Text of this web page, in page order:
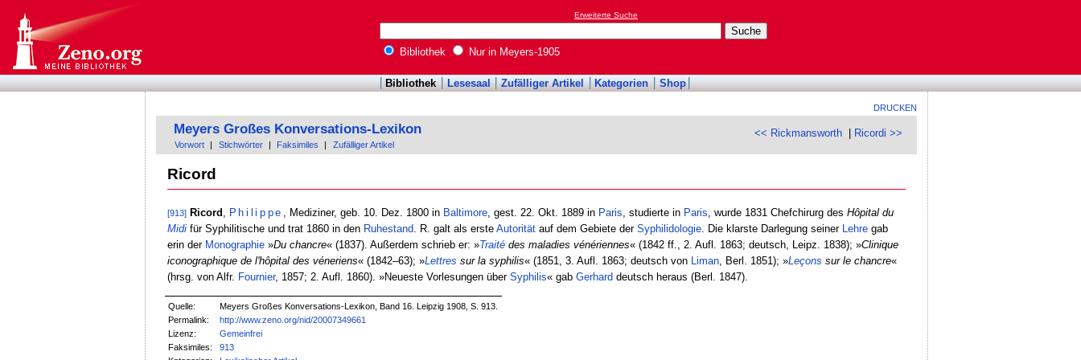
Erweiterte Suche
Bibliothek Nur in Meyers-1905
Bibliothek Lesesaal Zufälliger Artikel Kategorien Shop
DRUCKEN
<< Rickmansworth Ricordi >>
Meyers Großes Konversations-Lexikon
Vorwort Stichwörter Faksimiles Zufälliger Artikel
Ricord
[913] Ricord Philippe , Mediziner, geb. 10. Dez. 1800 in Baltimore , gest. 22. Okt. 1889 in Paris , studierte in Paris , wurde 1831 Chefchirurg des Hôpital du
Midifür Syphilitische und trat 1860 in den Ruhestand . R. galt als erste Autoritätauf dem Gebiete der Syphilidologie. Die klarste Darlegung seiner Lehregab
erin der Monographie»Du chancre« (1837). Außerdem schrieb er: »Traitédes maladies vénériennes« (1842 ff., 2. Aufl. 1863; deutsch, Leipz. 1838); »Clinique
iconographique de l'hôpital des véneriens« (1842–63); »Lettres sur la syphilis« (1851, 3. Aufl. 1863; deutsch von Liman, Berl. 1851); »Leçons sur le chancre«
(hrsg. von Alfr. Fournier, 1857; 2. Aufl. 1860). »Neueste Vorlesungen über Syphilis« gab Gerhard deutsch heraus (Berl. 1847).
Quelle:
Meyers Großes Konversations-Lexikon, Band 16. Leipzig 1908, S. 913.
Permalink:
http://www.zeno.org/nid/20007349661
Lizenz:
Gemeinfrei
Faksimiles:
913